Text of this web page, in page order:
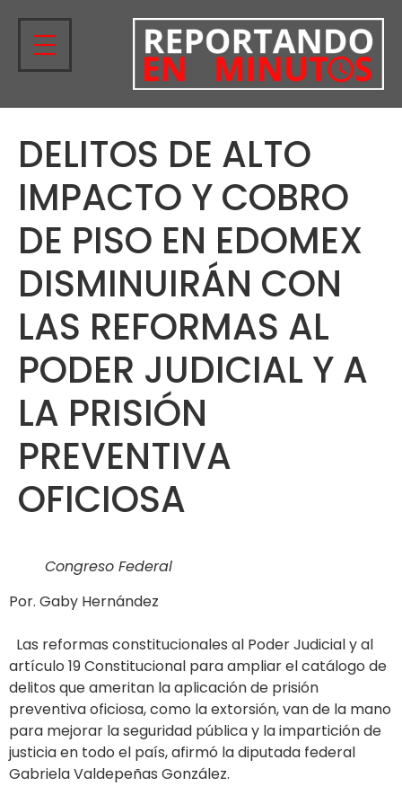
DELITOS DE ALTO
IMPACTO Y COBRO
DE PISO EN EDOMEX
DISMINUIRÁN CON
LAS REFORMAS AL
PODER JUDICIAL Y A
LA PRISIÓN
PREVENTIVA
OFICIOSA
Congreso Federal
Por. Gaby Hernández
Las reformas constitucionales al Poder Judicial y al
artículo 19 Constitucional para ampliar el catálogo de
delitos que ameritan la aplicación de prisión
preventiva oficiosa, como la extorsión, van de la mano
para mejorar la seguridad pública y la impartición de
justicia en todo el país, afirmó la diputada federal
Gabriela Valdepeñas González.